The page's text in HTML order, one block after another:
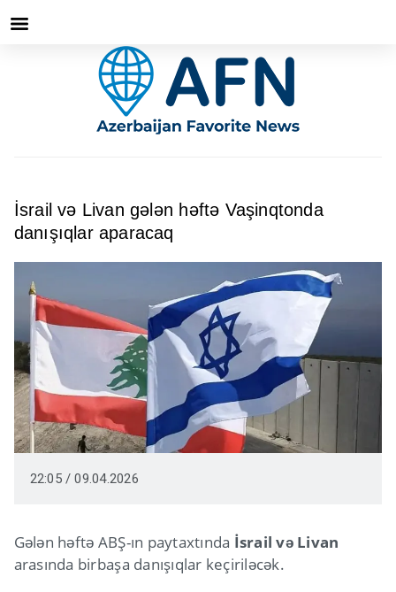
İsrail və Livan gələn həftə Vaşinqtonda
danışıqlar aparacaq
22:05 / 09.04.2026
Gələn həftə ABŞ-ın paytaxtında İsrail və Livan
arasında birbaşa danışıqlar keçiriləcək.